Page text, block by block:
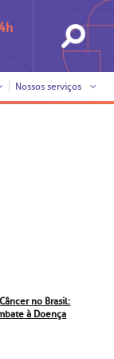
Nossos serviços
no Brasil:
à Doença